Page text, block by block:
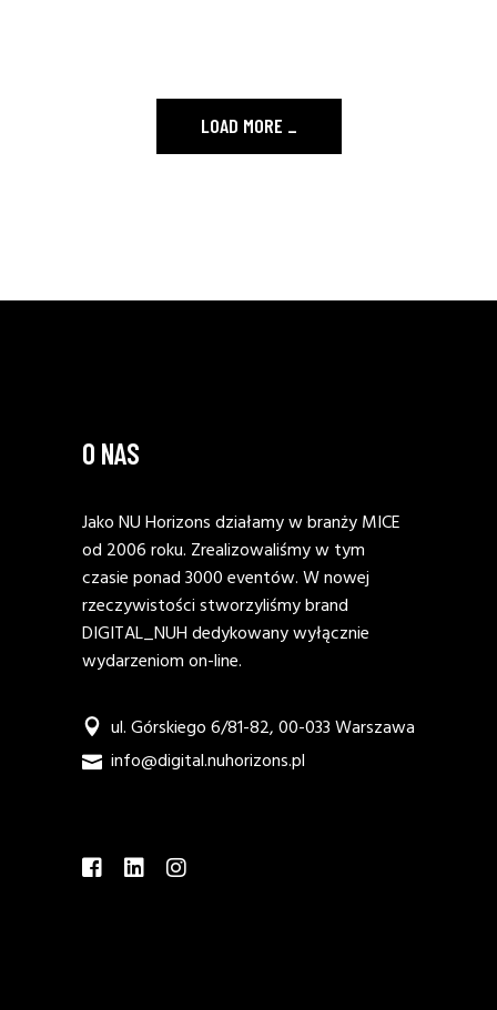
LOAD MORE _
O NAS
Jako NU Horizons działamy w branży MICE
od 2006 roku. Zrealizowaliśmy w tym
czasie ponad 3000 eventów. W nowej
rzeczywistości stworzyliśmy brand
DIGITAL_NUH dedykowany wyłącznie
wydarzeniom on-line.
ul. Górskiego 6/81-82, 00-033 Warszawa
info@digital.nuhorizons.pl